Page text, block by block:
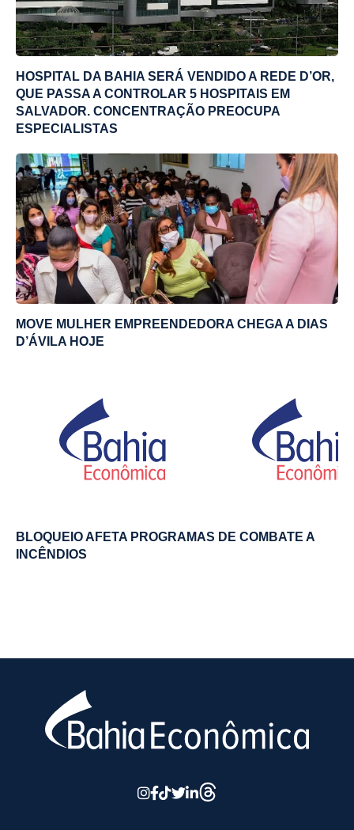
HOSPITAL DA BAHIA SERÁ VENDIDO A REDE D’OR,
QUE PASSA A CONTROLAR 5 HOSPITAIS EM
SALVADOR. CONCENTRAÇÃO PREOCUPA
ESPECIALISTAS
MOVE MULHER EMPREENDEDORA CHEGA A DIAS
D’ÁVILA HOJE
BLOQUEIO AFETA PROGRAMAS DE COMBATE A
INCÊNDIOS